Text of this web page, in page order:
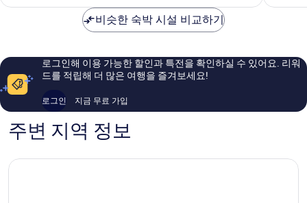
마
교
점,
요,
용
후
개
₩67,819
럴
링
스
최
이
용
비슷한 숙박 시설 비교하기
로그인해 이용 가능한 할인과 특전을 확인하실 수 있어요. 리워
드를 적립해 더 많은 여행을 즐겨보세요!
로그인 지금 무료 가입
주변 지역 정보